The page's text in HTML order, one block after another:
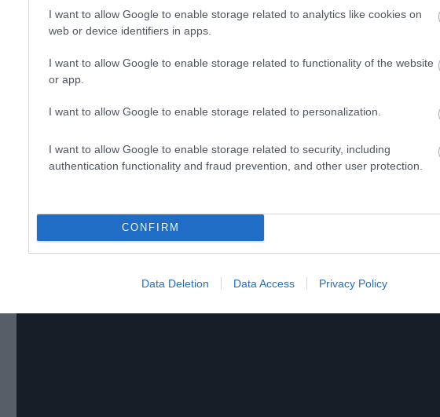
I want to allow Google to enable storage related to analytics like cookies on
web or device identifiers in apps.
I want to allow Google to enable storage related to functionality of the website
or app.
I want to allow Google to enable storage related to personalization.
I want to allow Google to enable storage related to security, including
authentication functionality and fraud prevention, and other user protection.
CONFIRM
Data Deletion Data Access Privacy Policy
Ακολουθήστε τοpronews.grστο Google News και
πρώτοι όλες τις ειδήσεις
Δείτε μας ζωντανά στο YouTube,Twitch,X,